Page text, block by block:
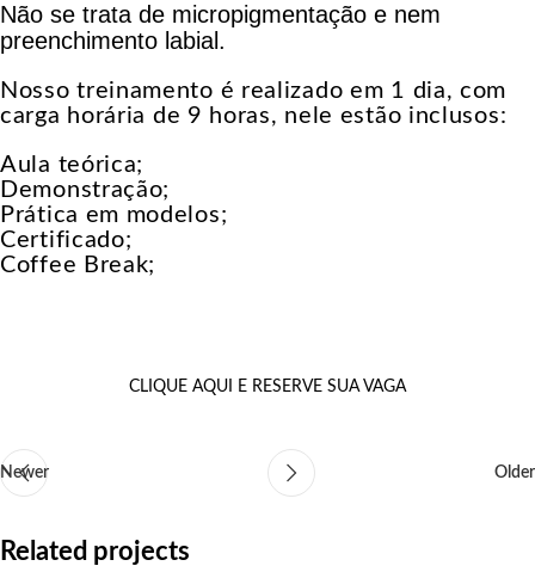
Não se trata de micropigmentação e nem
preenchimento labial.
Nosso treinamento é realizado em 1 dia, com
carga horária de 9 horas, nele estão inclusos:
Aula teórica;
Demonstração;
Prática em modelos;
Certificado;
Coffee Break;
CLIQUE AQUI E RESERVE SUA VAGA
Newer Older
Related projects